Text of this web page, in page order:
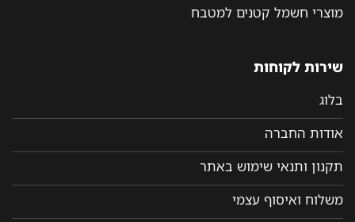
מוצרי חשמל קטנים למטבח
שירות לקוחות
בלוג
אודות החברה
תקנון ותנאי שימוש באתר
משלוח ואיסוף עצמי